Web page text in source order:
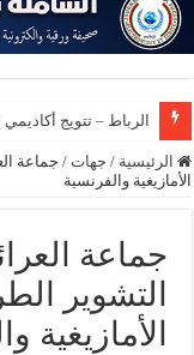
الرباط – تتويج
الرئيسية / جهات / جماعة
الأمازيغية والفرنسية
جماعة
التشوير
الأمازيغية